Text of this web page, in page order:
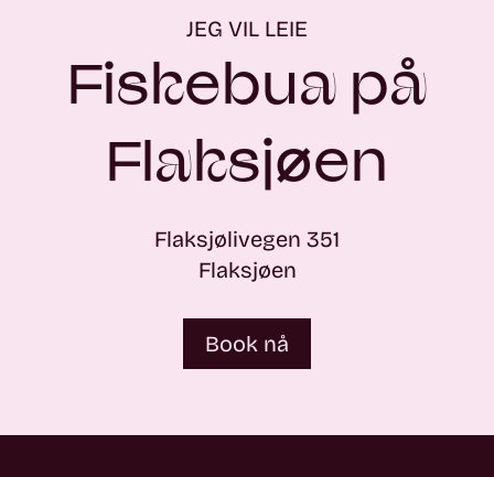
JEG VIL LEIE
Fiskebua på
Flaksjøen
Flaksjølivegen 351
Flaksjøen
Book nå